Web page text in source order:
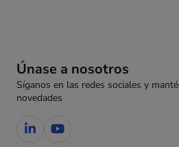
Únase a nosotros
Síganos en las redes sociales y
novedades